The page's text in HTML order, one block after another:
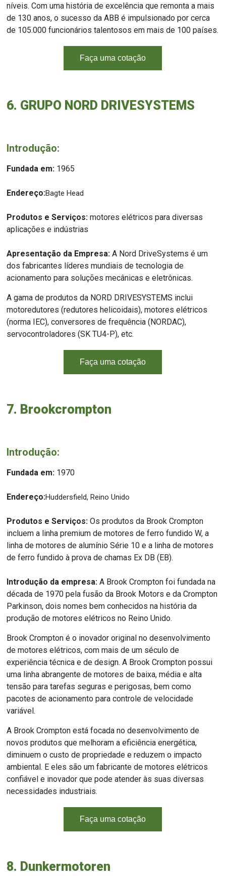
níveis. Com uma história de excelência que remonta a mais
de 130 anos, o sucesso da ABB é impulsionado por cerca
de 105.000 funcionários talentosos em mais de 100 países.
Faça uma cotação
6. GRUPO NORD DRIVESYSTEMS
Introdução:
Fundada em: 1965
Endereço:Bagte Head
Produtos e Serviços:motores elétricos para diversas
aplicações e indústrias
Apresentação da Empresa:A Nord DriveSystems é um
dos fabricantes líderes mundiais de tecnologia de
acionamento para soluções mecânicas e eletrônicas.
A gama de produtos da NORD DRIVESYSTEMS inclui
motoredutores (redutores helicoidais), motores elétricos
(norma IEC), conversores de frequência (NORDAC),
servocontroladores (SK TU4-P), etc.
Faça uma cotação
7. Brookcrompton
Introdução:
Fundada em: 1970
Endereço:Huddersfield, Reino Unido
Produtos e Serviços:Os produtos da Brook Crompton
incluem a linha premium de motores de ferro fundido W, a
linha de motores de alumínio Série 10 e a linha de motores
de ferro fundido à prova de chamas Ex DB (EB).
Introdução da empresa:A Brook Crompton foi fundada na
década de 1970 pela fusão da Brook Motors e da Crompton
Parkinson, dois nomes bem conhecidos na história da
produção de motores elétricos no Reino Unido.
Brook Crompton é o inovador original no desenvolvimento
de motores elétricos, com mais de um século de
experiência técnica e de design. A Brook Crompton possui
uma linha abrangente de motores de baixa, média e alta
tensão para tarefas seguras e perigosas, bem como
pacotes de acionamento para controle de velocidade
variável.
A Brook Crompton está focada no desenvolvimento de
novos produtos que melhoram a eficiência energética,
diminuem o custo de propriedade e reduzem o impacto
ambiental. E eles são um fabricante de motores elétricos
confiável e inovador que pode atender às suas diversas
necessidades industriais.
Faça uma cotação
8. Dunkermotoren